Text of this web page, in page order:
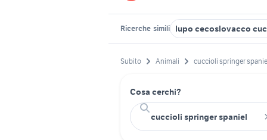
Ricerche simili lupo cecoslovacco
Subito Animali cuccioli springer
Cosa cerchi?